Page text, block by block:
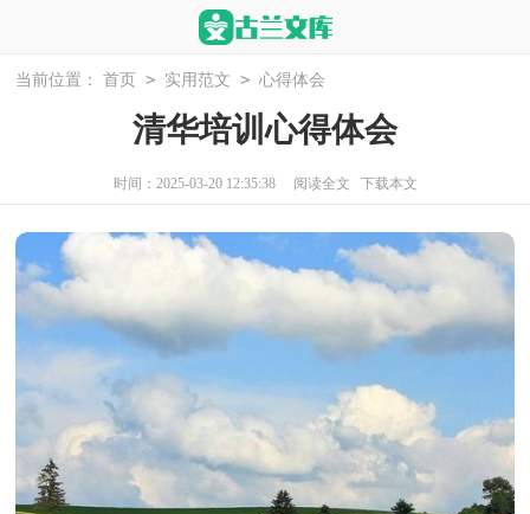
当前位置： 首页 > 实用范文 > 心得体会
清华培训心得体会
时间：2025-03-20 12:35:38 阅读全文 下载本文